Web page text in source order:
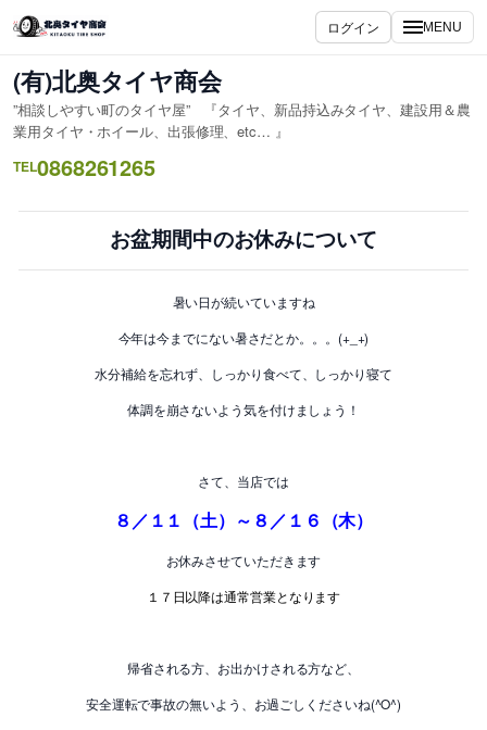
容
を
ス
キ
ッ
プ
ログイン MENU
(有)北奥タイヤ商会
”相談しやすい町のタイヤ屋” 『タイヤ、新品持込みタイヤ、建設用＆農
業用タイヤ・ホイール、出張修理、etc… 』
TEL0868261265
お盆期間中のお休みについて
暑い日が続いていますね
今年は今までにない暑さだとか。。。(+_+)
水分補給を忘れず、しっかり食べて、しっかり寝て
体調を崩さないよう気を付けましょう！
さて、当店では
８／１１（土）～８／１６（木）
お休みさせていただきます
１７日以降は通常営業となります
帰省される方、お出かけされる方など、
安全運転で事故の無いよう、お過ごしくださいね(^O^)